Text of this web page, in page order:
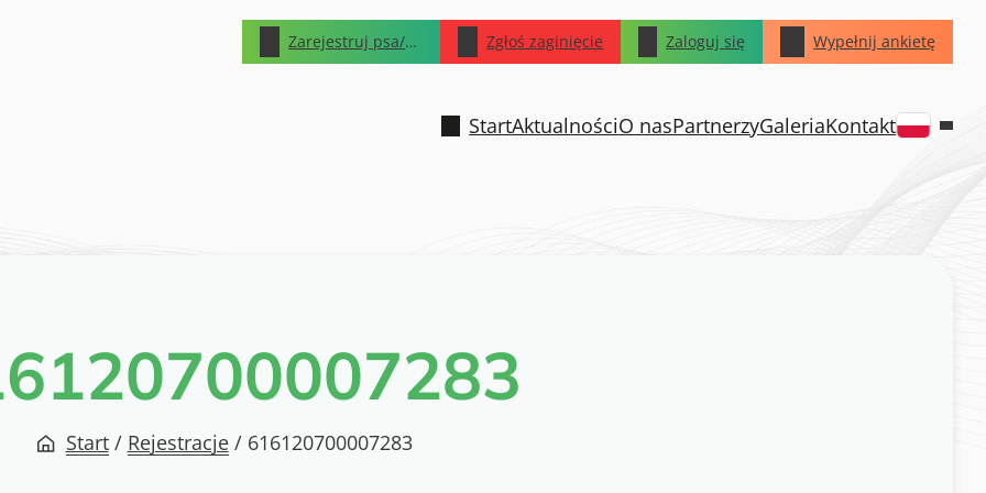
Zarejestruj psa/kota Zgłoś zaginięcie Zaloguj się Wypełnij ankietę
StartAktualnościO nasPartnerzyGaleriaKontakt
Start / Rejestracje / 616120700007283